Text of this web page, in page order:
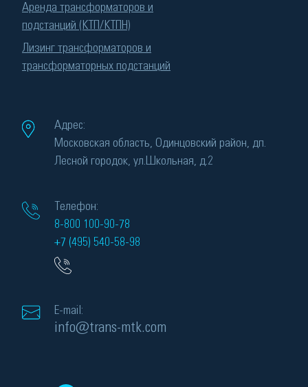
Аренда трансформаторов и
подстанций (КТП/КТПН)
Лизинг трансформаторов и
трансформаторных подстанций
Адрес:
Московская область, Одинцовский район, дп.
Лесной городок, ул.Школьная, д.2
Телефон:
8-800 100-90-78
+7 (495) 540-58-98
E-mail:
info@trans-mtk.com